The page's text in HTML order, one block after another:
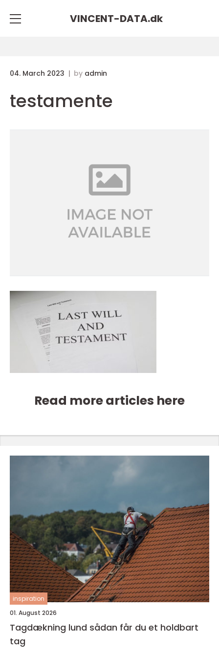
VINCENT-DATA.dk
04. March 2023 by admin
testamente
Read more articles here
inspiration
01. August 2026
Tagdækning lund sådan får du et holdbart
tag